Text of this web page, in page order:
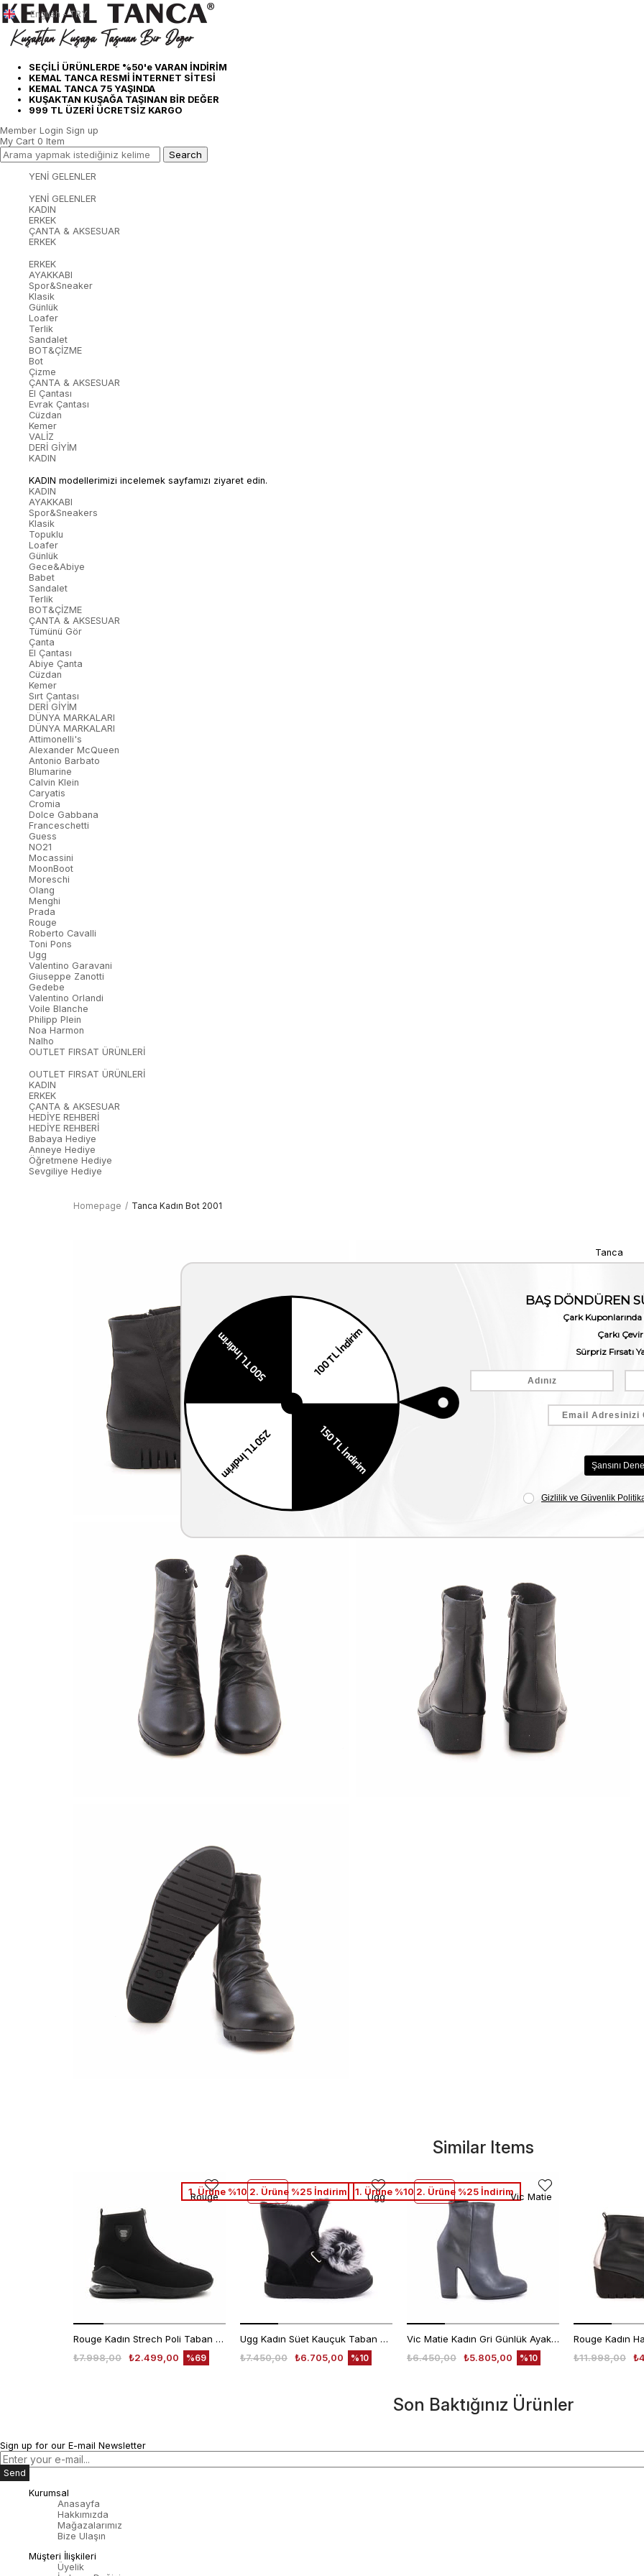
SEÇİLİ ÜRÜNLERDE %50'e VARAN İNDİRİM
KEMAL TANCA RESMİ İNTERNET SİTESİ
KEMAL TANCA 75 YAŞINDA
KUŞAKTAN KUŞAĞA TAŞINAN BİR DEĞER
999 TL ÜZERİ ÜCRETSİZ KARGO
English - TRY
Member Login Sign up
My Cart 0 Item
YENİ GELENLER
YENİ GELENLER
KADIN
ERKEK
ÇANTA & AKSESUAR
ERKEK
ERKEK
AYAKKABI
Spor&Sneaker
Klasik
Günlük
Loafer
Terlik
Sandalet
BOT&ÇİZME
Bot
Çizme
ÇANTA & AKSESUAR
El Çantası
Evrak Çantası
Cüzdan
Kemer
VALİZ
DERİ GİYİM
KADIN
KADIN modellerimizi incelemek sayfamızı ziyaret edin.
KADIN
AYAKKABI
Spor&Sneakers
Klasik
Topuklu
Loafer
Günlük
Gece&Abiye
Babet
Sandalet
Terlik
BOT&ÇİZME
ÇANTA & AKSESUAR
Tümünü Gör
Çanta
El Çantası
Abiye Çanta
Cüzdan
Kemer
Sırt Çantası
DERİ GİYİM
DÜNYA MARKALARI
DÜNYA MARKALARI
Attimonelli's
Alexander McQueen
Antonio Barbato
Blumarine
Calvin Klein
Caryatis
Cromia
Dolce Gabbana
Franceschetti
Guess
NO21
Mocassini
MoonBoot
Moreschi
Olang
Menghi
Prada
Rouge
Roberto Cavalli
Toni Pons
Ugg
Valentino Garavani
Giuseppe Zanotti
Gedebe
Valentino Orlandi
Voile Blanche
Philipp Plein
Noa Harmon
Nalho
OUTLET FIRSAT ÜRÜNLERİ
OUTLET FIRSAT ÜRÜNLERİ
KADIN
ERKEK
ÇANTA & AKSESUAR
HEDİYE REHBERİ
HEDİYE REHBERİ
Babaya Hediye
Anneye Hediye
Öğretmene Hediye
Sevgiliye Hediye
Homepage Tanca Kadın Bot 2001
Tanca
Similar Items
Rouge Kadın Strech Poli Taban Siyah Günlük Bot
₺2.499,00
₺7.998,00 %69
Rouge
Ugg Kadın Süet Kauçuk Taban Siyah Günlük Bot
₺6.705,00
₺7.450,00 %10
1. Ürüne %10 2. Ürüne %25 İndirim Ugg
Vic Matie Kadın Gri Günlük Ayakkabı
₺5.805,00
₺6.450,00 %10
1. Ürüne %10 2. Ürüne %25 İndirimVic Matie
₺11.998,00
Son Baktığınız Ürünler
Sign up for our E-mail Newsletter
Send
Kurumsal
Anasayfa
Hakkımızda
Mağazalarımız
Bize Ulaşın
Müşteri İlişkileri
Üyelik